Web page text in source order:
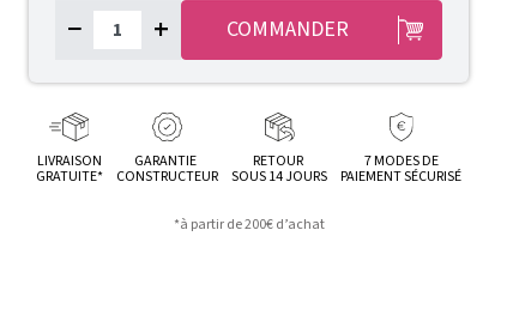
− + COMMANDER
LIVRAISON
GRATUITE*
GARANTIE
CONSTRUCTEUR
RETOUR
SOUS 14 JOURS
7 MODES DE
PAIEMENT SÉCURISÉ
*à partir de 200€ d’achat